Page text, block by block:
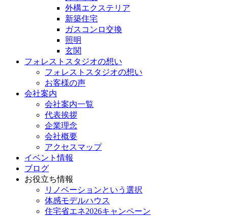
外構エクステリア
新築住宅
ガスコンロ交換
照明
玄関
フォレストスタジオの想い
フォレストスタジオの想い
お客様の声
会社案内
会社案内一覧
代表挨拶
企業理念
会社概要
アクセスマップ
イベント情報
ブログ
お役立ち情報
リノベーションという選択
体感モデルハウス
住宅省エネ2026キャンペーン